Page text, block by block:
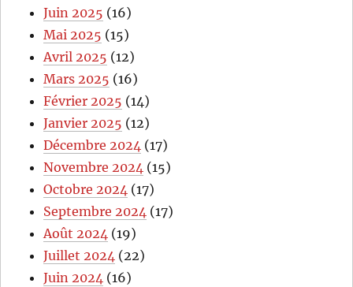
Juin 2025 (16)
Mai 2025 (15)
Avril 2025 (12)
Mars 2025 (16)
Février 2025 (14)
Janvier 2025 (12)
Décembre 2024 (17)
Novembre 2024 (15)
Octobre 2024 (17)
Septembre 2024 (17)
Août 2024 (19)
Juillet 2024 (22)
Juin 2024 (16)